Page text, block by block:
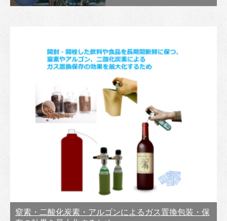
窒素・二酸化炭素・アルゴンによるガス置換包装・保